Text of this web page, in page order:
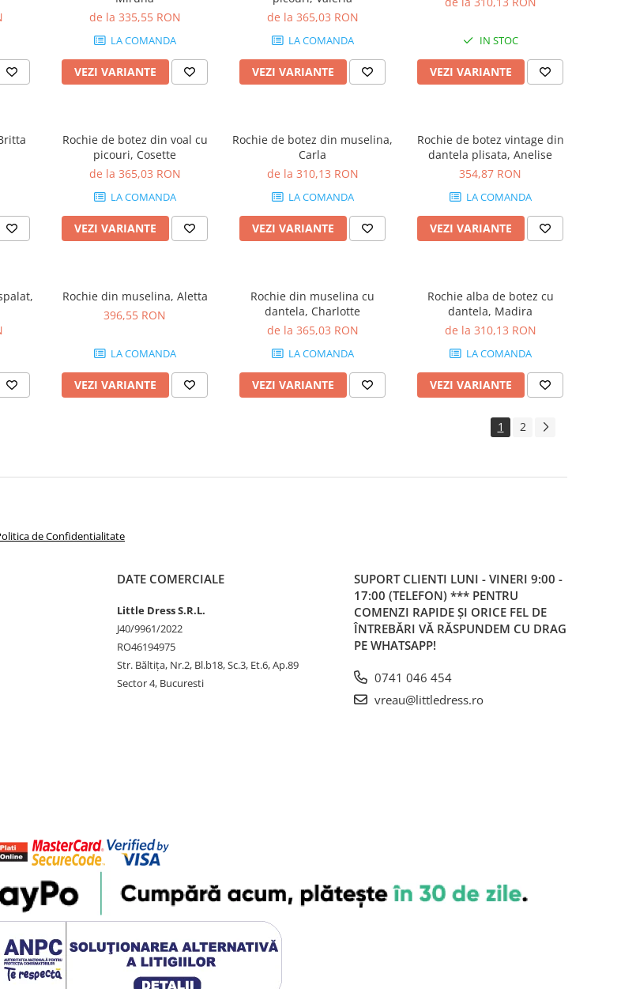
de la 335,55 RON
LA COMANDA
VEZI VARIANTE
de la 365,03 RON
LA COMANDA
VEZI VARIANTE
IN STOC
VEZI VARIANTE
Rochie de botez din voal cu
picouri, Cosette
de la 365,03 RON
LA COMANDA
VEZI VARIANTE
Rochie de botez din muselina,
Carla
de la 310,13 RON
LA COMANDA
VEZI VARIANTE
Rochie de botez vintage din
dantela plisata, Anelise
354,87 RON
LA COMANDA
VEZI VARIANTE
Rochie din muselina, Aletta
396,55 RON
LA COMANDA
VEZI VARIANTE
Rochie din muselina cu
dantela, Charlotte
de la 365,03 RON
LA COMANDA
VEZI VARIANTE
Rochie alba de botez cu
dantela, Madira
de la 310,13 RON
LA COMANDA
VEZI VARIANTE
1 2
de Confidentialitate
DATE COMERCIALE
Little Dress S.R.L.
J40/9961/2022
RO46194975
Str. Băltiţa, Nr.2, Bl.b18, Sc.3, Et.6, Ap.89
Sector 4, Bucuresti
SUPORT CLIENTI LUNI - VINERI 9:00 -
17:00 (TELEFON) *** PENTRU
COMENZI RAPIDE ȘI ORICE FEL DE
ÎNTREBĂRI VĂ RĂSPUNDEM CU DRAG
PE WHATSAPP!
0741 046 454
vreau@littledress.ro